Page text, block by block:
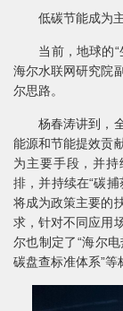
低碳节能成为
当前，地球的“生
海尔水联网研究院
尔思路。
杨春涛讲到，全
能源和节能提效贡
为主要手段，并
排，并持续在“碳
将成为政策主要的
求，针对不同应用
尔也制定了“海尔
碳盘查标准体系”等